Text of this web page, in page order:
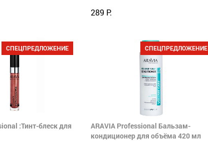
289 Р.
СПЕЦПРЕДЛОЖЕНИЕ
:Тинт-блеск для
СПЕЦПРЕДЛОЖЕНИЕ
ARAVIA Professional Бальзам-
кондиционер для объёма 420 мл